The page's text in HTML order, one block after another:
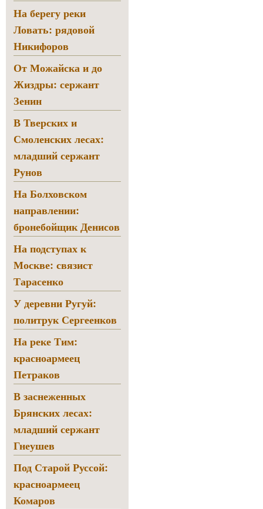
На берегу реки
Ловать: рядовой
Никифоров
От Можайска и до
Жиздры: сержант
Зенин
В Тверских и
Смоленских лесах:
младший сержант
Рунов
На Болховском
направлении:
бронебойщик Денисов
На подступах к
Москве: связист
Тарасенко
У деревни Ругуй:
политрук Сергеенков
На реке Тим:
красноармеец
Петраков
В заснеженных
Брянских лесах:
младший сержант
Гнеушев
Под Старой Руссой:
красноармеец
Комаров